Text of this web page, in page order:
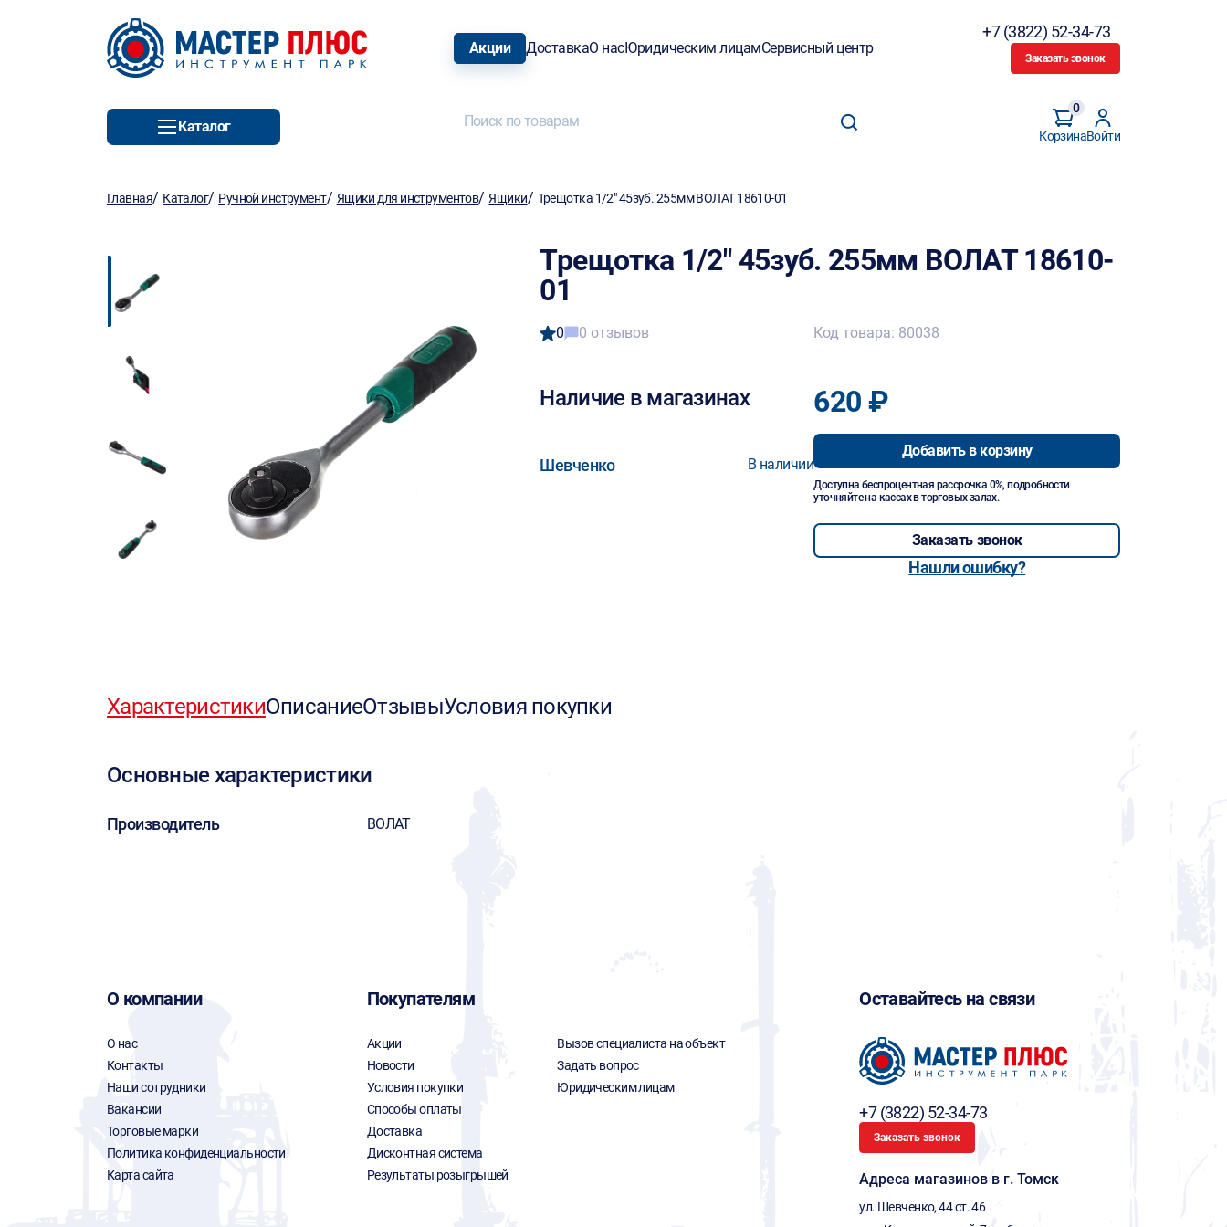
Акции ДоставкаО насЮридическим лицамСервисный центр
+7 (3822) 52-34-73
Заказать звонок
Каталог
Корзина
0
Войти
Главная/ Каталог/ Ручной инструмент/ Ящики для инструментов/Ящики/ Трещотка 1/2" 45зуб. 255мм ВОЛАТ 18610-01
Трещотка 1/2" 45зуб. 255мм ВОЛАТ 18610-
01
0 0 отзывов
Наличие в магазинах
Шевченко В наличии
Код товара: 80038
620 ₽
Добавить в корзину
Доступна беспроцентная рассрочка 0%, подробности
уточняйте на кассах в торговых залах.
Заказать звонок
Нашли ошибку?
ХарактеристикиОписаниеОтзывыУсловия покупки
Основные характеристики
Производитель ВОЛАТ
О компании
О нас
Контакты
Наши сотрудники
Вакансии
Торговые марки
Политика конфиденциальности
Карта сайта
Покупателям
Акции
Новости
Условия покупки
Способы оплаты
Доставка
Дисконтная система
Результаты розыгрышей
Вызов специалиста на объект
Задать вопрос
Юридическим лицам
Оставайтесь на связи
+7 (3822) 52-34-73
Заказать звонок
Адреса магазинов в г. Томск
ул. Шевченко, 44 ст. 46